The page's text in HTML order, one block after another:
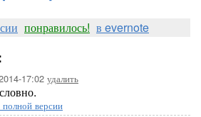
понравилось! в evernote
17:02 удалить
версии